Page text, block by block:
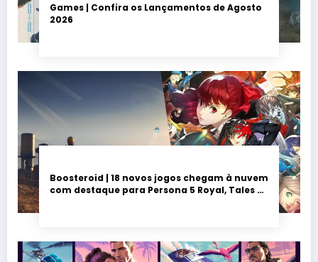
Games | Confira os Lançamentos de Agosto
2026
Boosteroid | 18 novos jogos chegam à nuvem
com destaque para Persona 5 Royal, Tales of